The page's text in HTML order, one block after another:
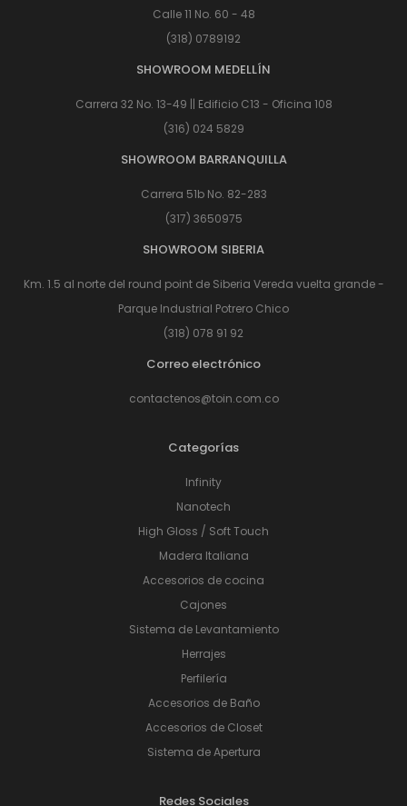
Calle 11 No. 60 - 48
(318) 0789192
SHOWROOM MEDELLÍN
Carrera 32 No. 13-49 || Edificio C13 - Oficina 108
(316) 024 5829
SHOWROOM BARRANQUILLA
Carrera 51b No. 82-283
(317) 3650975
SHOWROOM SIBERIA
Km. 1.5 al norte del round point de Siberia Vereda vuelta grande -
Parque Industrial Potrero Chico
(318) 078 91 92
Correo electrónico
contactenos@toin.com.co
Categorías
Infinity
Nanotech
High Gloss / Soft Touch
Madera Italiana
Accesorios de cocina
Cajones
Sistema de Levantamiento
Herrajes
Perfilería
Accesorios de Baño
Accesorios de Closet
Sistema de Apertura
Redes Sociales